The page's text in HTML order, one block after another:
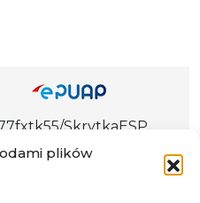
plików
SkrytkaESP
Doręczeń
IGTUV-14